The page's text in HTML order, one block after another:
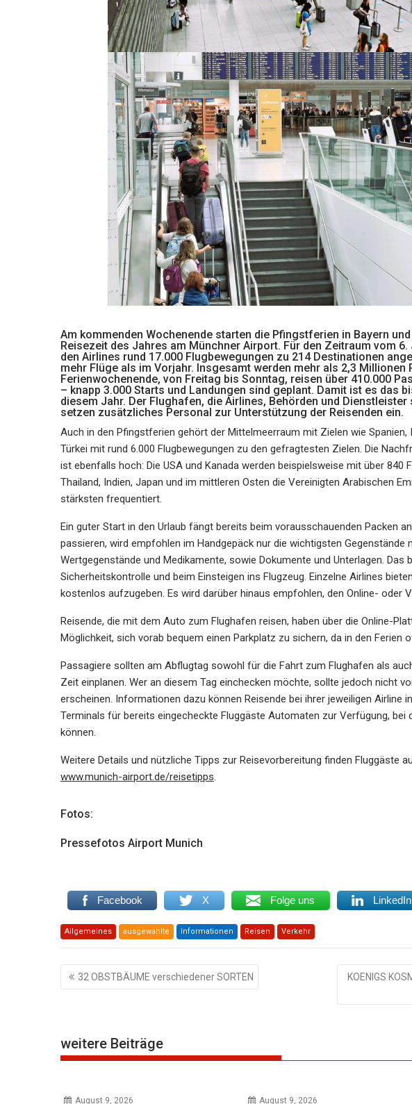
Am kommenden Wochenende starten die Pfingstferien in Bayern
Reisezeit des Jahres am Münchner Airport. Für den Zeitraum vom
den Airlines rund 17.000 Flugbewegungen zu 214 Destinationen
mehr Flüge als im Vorjahr. Insgesamt werden mehr als 2,3 Millionen
Ferienwochenende, von Freitag bis Sonntag, reisen über 410.000
– knapp 3.000 Starts und Landungen sind geplant. Damit ist es das
diesem Jahr. Der Flughafen, die Airlines, Behörden und
setzen zusätzliches Personal zur Unterstützung der Reisenden ein.
Auch in den Pfingstferien gehört der Mittelmeerraum mit Zielen wie Spanien,
Türkei mit rund 6.000 Flugbewegungen zu den gefragtesten Zielen. Die
ist ebenfalls hoch: Die USA und Kanada werden beispielsweise mit über 840
Thailand, Indien, Japan und im mittleren Osten die Vereinigten Arabischen
stärksten frequentiert.
Ein guter Start in den Urlaub fängt bereits beim vorausschauenden Packen
passieren, wird empfohlen im Handgepäck nur die wichtigsten Gegenstände
Wertgegenstände und Medikamente, sowie Dokumente und Unterlagen. Das
Sicherheitskontrolle und beim Einsteigen ins Flugzeug. Einzelne Airlines
kostenlos aufzugeben. Es wird darüber hinaus empfohlen, den Online- oder
Reisende, die mit dem Auto zum Flughafen reisen, haben über die Online-
Möglichkeit, sich vorab bequem einen Parkplatz zu sichern, da in den Ferien
Passagiere sollten am Abflugtag sowohl für die Fahrt zum Flughafen als
Zeit einplanen. Wer an diesem Tag einchecken möchte, sollte jedoch nicht
erscheinen. Informationen dazu können Reisende bei ihrer jeweiligen Airline
Terminals für bereits eingecheckte Fluggäste Automaten zur Verfügung, bei
können.
Weitere Details und nützliche Tipps zur Reisevorbereitung finden Fluggäste
www.munich-airport.de/reisetipps.
Fotos:
Pressefotos Airport Munich
Facebook X Folge uns LinkedIn
Allgemeines ausgewählte Informationen Reisen Verkehr
Beitragsnavigation
32 OBSTBÄUME verschiedener SORTEN
KOENIGS
weitere Beiträge
August 9, 2026 August 9, 2026